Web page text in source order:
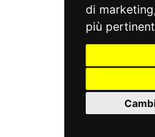
di marketing,
più